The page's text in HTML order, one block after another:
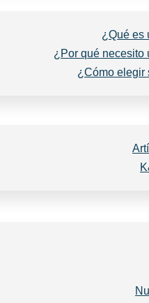
¿Qué es
¿Por qué necesito
¿Cómo elegir